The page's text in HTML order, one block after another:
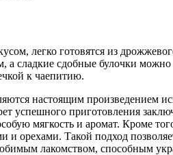
легко готовятся из
сдобные булочки можно
к чаепитию.
настоящим произведением
успешного приготовления
мягкость и аромат. Кроме
орехами. Такой подход
лакомством, способным